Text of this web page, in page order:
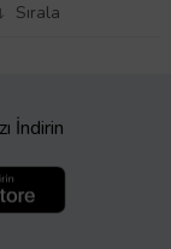
Sırala
İndirin